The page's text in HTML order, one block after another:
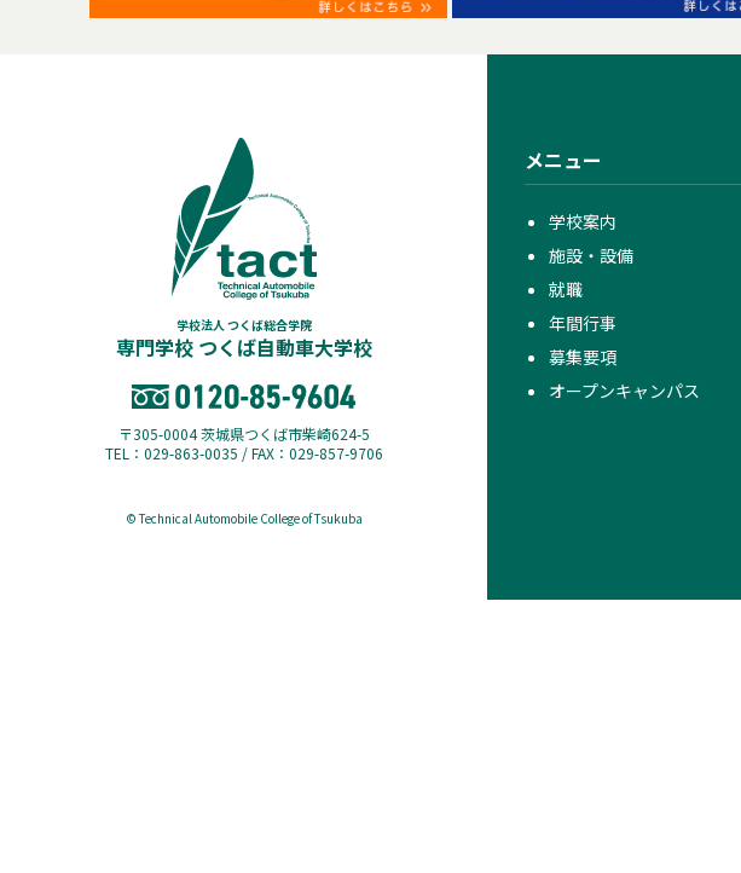
メニュー
学校案内
施設・設備
就職
年間行事
募集要項
オープンキャンパス
学校法人 つくば総合学院
専門学校 つくば自動車大学校
〒305-0004 茨城県つくば市柴崎624-5
TEL：029-863-0035 / FAX：029-857-9706
© Technical Automobile College of Tsukuba